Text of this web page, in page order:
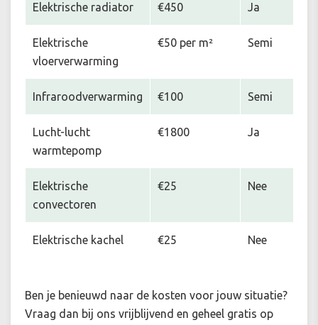
Elektrische radiator €450 Ja
Elektrische
vloerverwarming
€50 per m² Semi
Infraroodverwarming €100 Semi
Lucht-lucht
warmtepomp
€1800 Ja
Elektrische
convectoren
€25 Nee
Elektrische kachel €25 Nee
Ben je benieuwd naar de kosten voor jouw situatie?
Vraag dan bij ons vrijblijvend en geheel gratis op